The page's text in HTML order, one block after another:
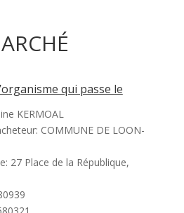
qui passe le
KERMOAL
COMMUNE DE LOON-
27 Place de la République,